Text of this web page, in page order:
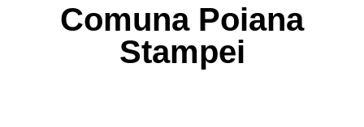
Comuna Poiana
Stampei